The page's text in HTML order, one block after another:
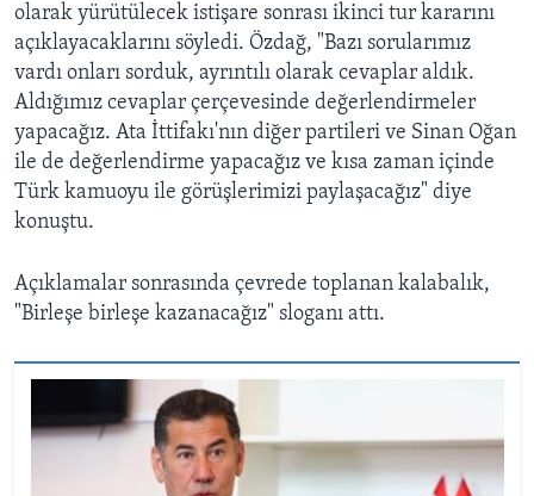
olarak yürütülecek istişare sonrası ikinci tur kararını
açıklayacaklarını söyledi. Özdağ, "Bazı sorularımız
vardı onları sorduk, ayrıntılı olarak cevaplar aldık.
Aldığımız cevaplar çerçevesinde değerlendirmeler
yapacağız. Ata İttifakı'nın diğer partileri ve Sinan Oğan
ile de değerlendirme yapacağız ve kısa zaman içinde
Türk kamuoyu ile görüşlerimizi paylaşacağız" diye
konuştu.
Açıklamalar sonrasında çevrede toplanan kalabalık,
"Birleşe birleşe kazanacağız" sloganı attı.